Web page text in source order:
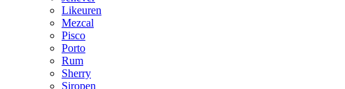
Likeuren
Mezcal
Pisco
Porto
Rum
Sherry
Siropen